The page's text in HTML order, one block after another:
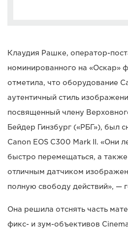
Клаудия Рашке, оператор-
номинированного на «Оскар»
отметила, что оборудование
аутентичный стиль
посвященный члену
Бейдер Гинзбург («РБГ»), был
Canon EOS C300 Mark II. «Они
быстро перемещаться, а
отличным датчиком
полную свободу действий», —
Она решила отснять часть
фикс- и зум-объективов